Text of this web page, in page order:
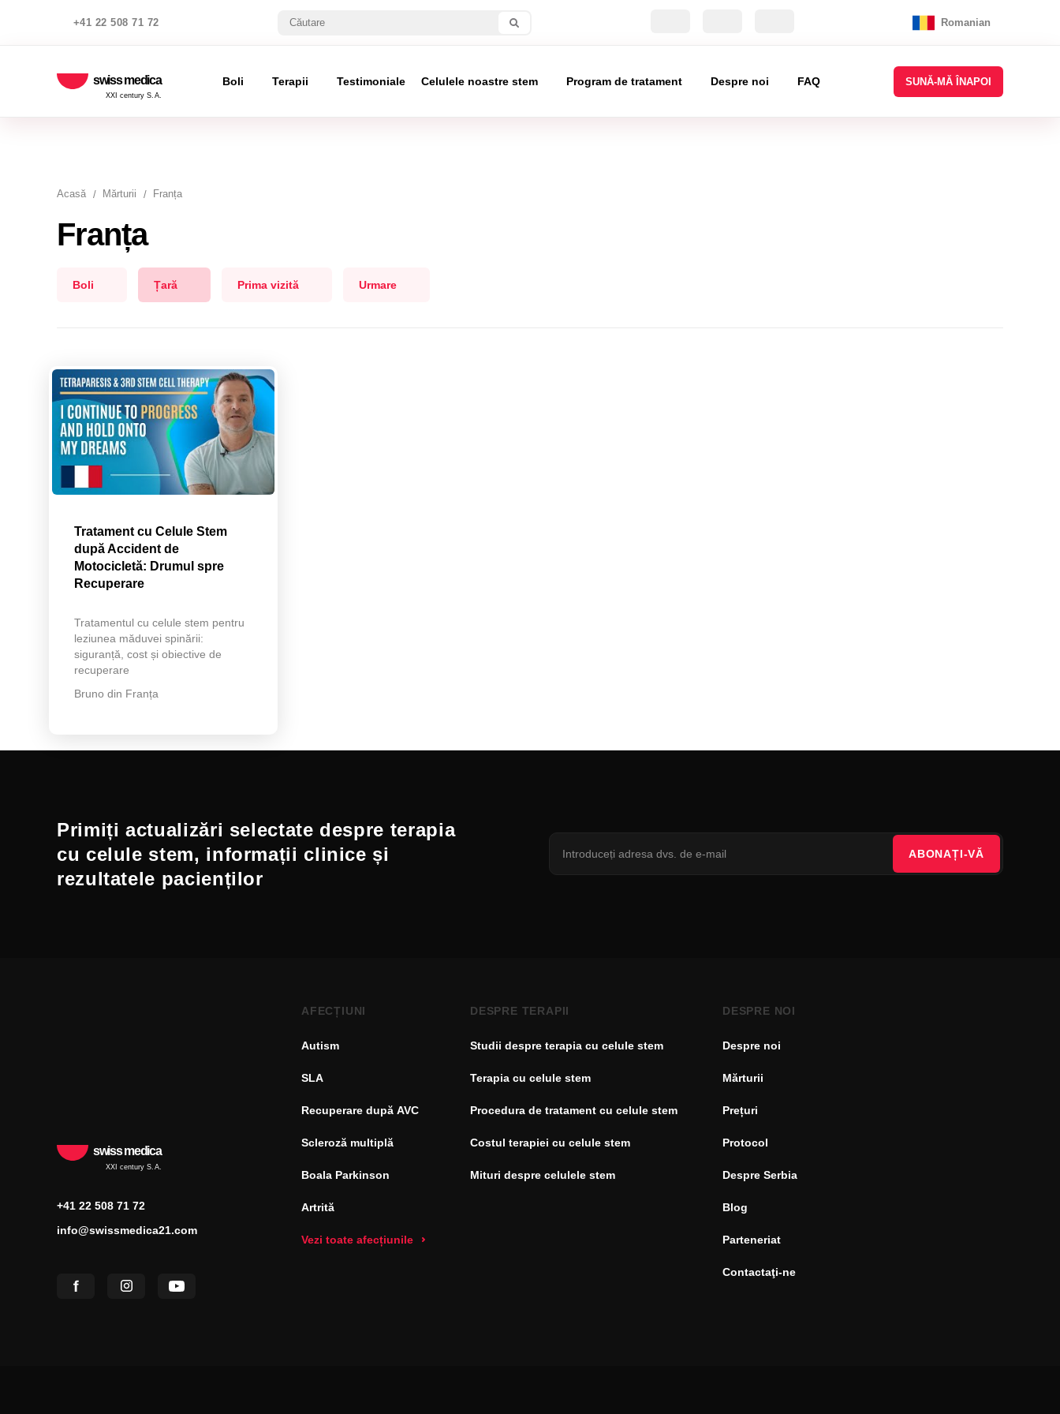
+41 22 508 71 72 Romanian
swiss medica
XXI century S.A.
Boli Terapii Testimoniale Celulele noastre stem Program de tratament Despre noi FAQ SUNĂ-MĂ ÎNAPOI
Acasă Mărturii Franța
Franța
Boli Țară Prima vizită Urmare
Tratament cu Celule Stem
după Accident de
Motocicletă: Drumul spre
Recuperare
Tratamentul cu celule stem pentru
leziunea măduvei spinării:
siguranță, cost și obiective de
recuperare
Bruno din Franța
Primiți actualizări selectate despre terapia
cu celule stem, informații clinice și
rezultatele pacienților
ABONAȚI-VĂ
swiss medica
XXI century S.A.
+41 22 508 71 72
info@swissmedica21.com
AFECȚIUNI
Autism
SLA
Recuperare după AVC
Scleroză multiplă
Boala Parkinson
Artrită
Vezi toate afecțiunile
DESPRE TERAPII
Studii despre terapia cu celule stem
Terapia cu celule stem
Procedura de tratament cu celule stem
Costul terapiei cu celule stem
Mituri despre celulele stem
DESPRE NOI
Despre noi
Mărturii
Prețuri
Protocol
Despre Serbia
Blog
Parteneriat
Contactaţi-ne